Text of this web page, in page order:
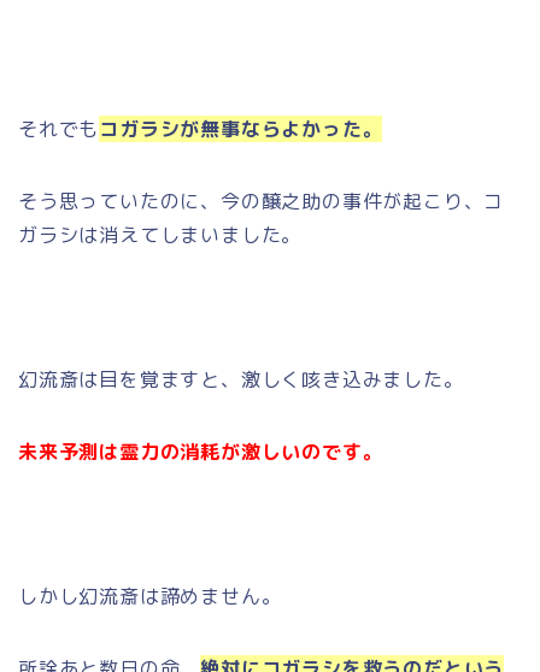
それでもコガラシが無事ならよかった。
そう思っていたのに、今の醸之助の事件が起こり、コ
ガラシは消えてしまいました。
幻流斎は目を覚ますと、激しく咳き込みました。
未来予測は霊力の消耗が激しいのです。
しかし幻流斎は諦めません。